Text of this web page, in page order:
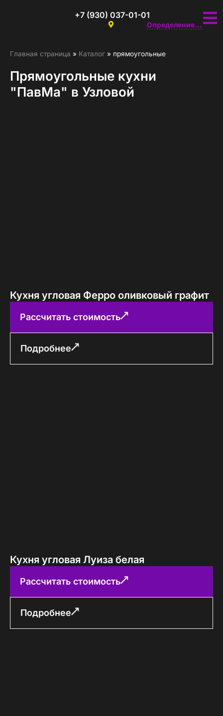
+7 (930) 037-01-01
Определение...
Главная страница » Каталог » прямоугольные
Прямоугольные кухни
"ПавМа" в Узловой
Кухня угловая Ферро оливковый графит
Рассчитать стоимость
Подробнее
Кухня угловая Луиза белая
Рассчитать стоимость
Подробнее